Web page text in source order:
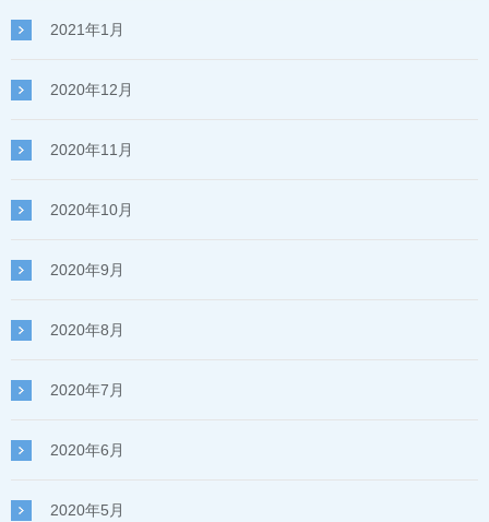
2021年1月
2020年12月
2020年11月
2020年10月
2020年9月
2020年8月
2020年7月
2020年6月
2020年5月